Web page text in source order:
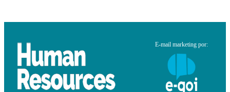
E-mail marketing por: